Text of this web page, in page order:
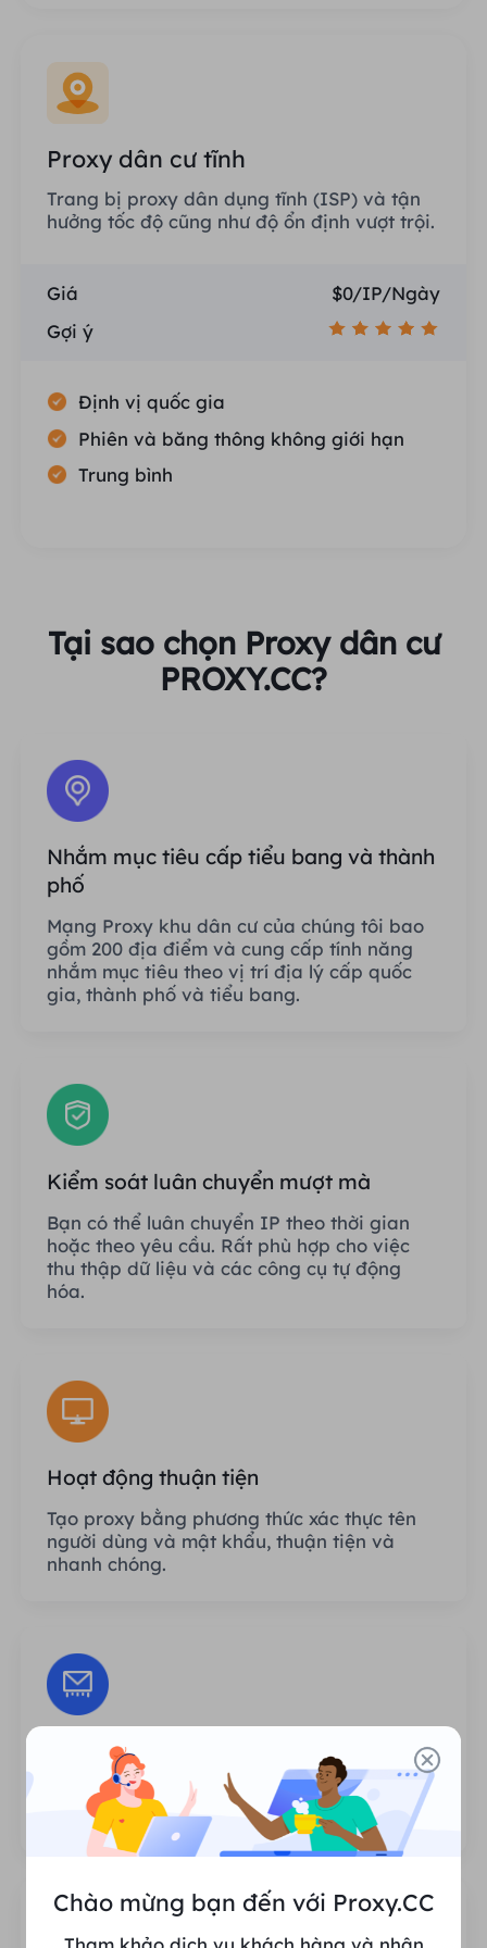
Proxy dân cư tĩnh
Trang bị proxy dân dụng tĩnh (ISP) và tận
hưởng tốc độ cũng như độ ổn định vượt trội.
Giá
$0/IP/Ngày
Gợi ý
Định vị quốc gia
Phiên và băng thông không giới hạn
Trung bình
Tại sao chọn Proxy dân cư
PROXY.CC?
Nhắm mục tiêu cấp tiểu bang và thành
phố
Mạng Proxy khu dân cư của chúng tôi bao
gồm 200 địa điểm và cung cấp tính năng
nhắm mục tiêu theo vị trí địa lý cấp quốc
gia, thành phố và tiểu bang.
Kiểm soát luân chuyển mượt mà
Bạn có thể luân chuyển IP theo thời gian
hoặc theo yêu cầu. Rất phù hợp cho việc
thu thập dữ liệu và các công cụ tự động
hóa.
Hoạt động thuận tiện
Tạo proxy bằng phương thức xác thực tên
người dùng và mật khẩu, thuận tiện và
nhanh chóng.
Phiên không giới hạn
Không có giới hạn về số lần sử dụng hoặc
tần suất gọi proxy.
Chào mừng bạn đến với Proxy.CC